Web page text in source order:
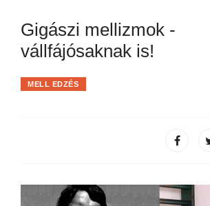
Gigászi mellizmok -
vállfájósaknak is!
MELL EDZÉS